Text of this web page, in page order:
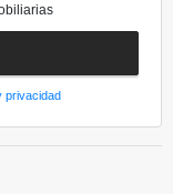
privacidad